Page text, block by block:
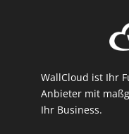
WallCloud ist Ihr
Anbieter mit
Ihr Business.